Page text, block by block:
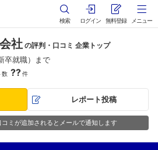
検索 ログイン 無料登録 メニュー
社 の評判・口コミ 企業トップ
卒就職）まで
数 ??件
レポート投稿
ミが追加されるとメールで通知します